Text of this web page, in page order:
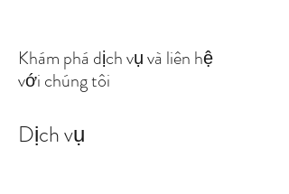
Khám phá dịch vụ và liên hệ
với chúng tôi
Dịch vụ